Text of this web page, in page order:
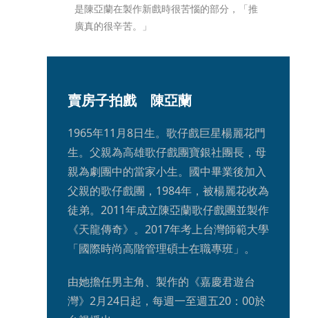
是陳亞蘭在製作新戲時很苦惱的部分，「推
廣真的很辛苦。」
賣房子拍戲 陳亞蘭
1965年11月8日生。歌仔戲巨星楊麗花門
生。父親為高雄歌仔戲團寶銀社團長，母
親為劇團中的當家小生。國中畢業後加入
父親的歌仔戲團，1984年，被楊麗花收為
徒弟。2011年成立陳亞蘭歌仔戲團並製作
《天龍傳奇》。2017年考上台灣師範大學
「國際時尚高階管理碩士在職專班」。
由她擔任男主角、製作的《嘉慶君遊台
灣》2月24日起，每週一至週五20：00於